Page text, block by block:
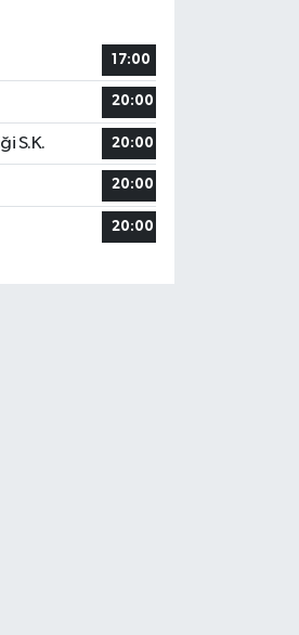
17:00
20:00
S.K. 20:00
20:00
20:00